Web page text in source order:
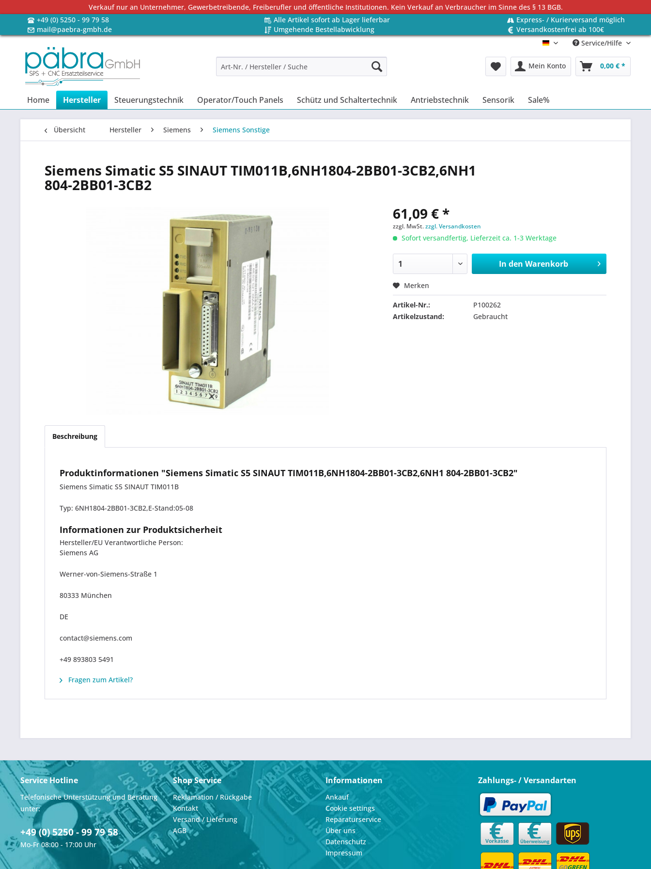
Verkauf nur an Unternehmer, Gewerbetreibende, Freiberufler und öffentliche Institutionen. Kein Verkauf an Verbraucher im Sinne des § 13 BGB.
+49 (0) 5250 - 99 79 58
Alle Artikel sofort ab Lager lieferbar
Express- / Kurierversand möglich
mail@paebra-gmbh.de
Umgehende Bestellabwicklung
Versandkostenfrei ab 100€
Deutsch Service/Hilfe
Mein Konto 0,00 € *
Home Hersteller Steuerungstechnik Operator/Touch Panels Schütz und Schaltertechnik Antriebstechnik Sensorik Sale%
Übersicht Hersteller Siemens Siemens Sonstige
Siemens Simatic S5 SINAUT TIM011B,6NH1804-2BB01-3CB2,6NH1
804-2BB01-3CB2
61,09 € *
zzgl. MwSt.zzgl. Versandkosten
Sofort versandfertig, Lieferzeit ca. 1-3 Werktage
In den Warenkorb
Merken
Artikel-Nr.:
P100262
Artikelzustand:
Gebraucht
Beschreibung
Produktinformationen "Siemens Simatic S5 SINAUT TIM011B,6NH1804-2BB01-3CB2,6NH1 804-2BB01-3CB2"
Siemens Simatic S5 SINAUT TIM011B
Typ: 6NH1804-2BB01-3CB2,E-Stand:05-08
Informationen zur Produktsicherheit
Hersteller/EU Verantwortliche Person:
Siemens AG
Werner-von-Siemens-Straße 1
80333 München
DE
contact@siemens.com
+49 893803 5491
Fragen zum Artikel?
Service Hotline
Telefonische Unterstützung und Beratung
unter:
+49 (0) 5250 - 99 79 58
Mo-Fr 08:00 - 17:00 Uhr
Shop Service
Reklamation / Rückgabe
Kontakt
Versand / Lieferung
AGB
Informationen
Ankauf
Cookie settings
Reparaturservice
Über uns
Datenschutz
Impressum
Zahlungs- / Versandarten